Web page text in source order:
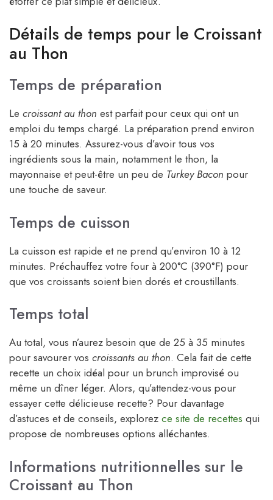
Détails de temps pour le Croissant
au Thon
Temps de préparation
Le croissant au thon est parfait pour ceux qui ont un
emploi du temps chargé. La préparation prend environ
15 à 20 minutes. Assurez-vous d’avoir tous vos
ingrédients sous la main, notamment le thon, la
mayonnaise et peut-être un peu de Turkey Bacon pour
une touche de saveur.
Temps de cuisson
La cuisson est rapide et ne prend qu’environ 10 à 12
minutes. Préchauffez votre four à 200°C (390°F) pour
que vos croissants soient bien dorés et croustillants.
Temps total
Au total, vous n’aurez besoin que de 25 à 35 minutes
pour savourer vos croissants au thon. Cela fait de cette
recette un choix idéal pour un brunch improvisé ou
même un dîner léger. Alors, qu’attendez-vous pour
essayer cette délicieuse recette? Pour davantage
d’astuces et de conseils, explorez ce site de recettes qui
propose de nombreuses options alléchantes.
Informations nutritionnelles sur le
Croissant au Thon